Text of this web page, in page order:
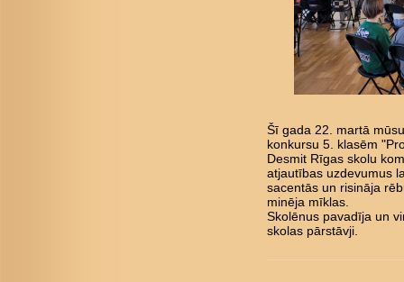
Šī gada 22. martā
konkursu 5. klasēm
Desmit Rīgas skolu
atjautības uzdevumus
sacentās un risināja
minēja mīklas.
Skolēnus pavadīja un
skolas pārstāvji.